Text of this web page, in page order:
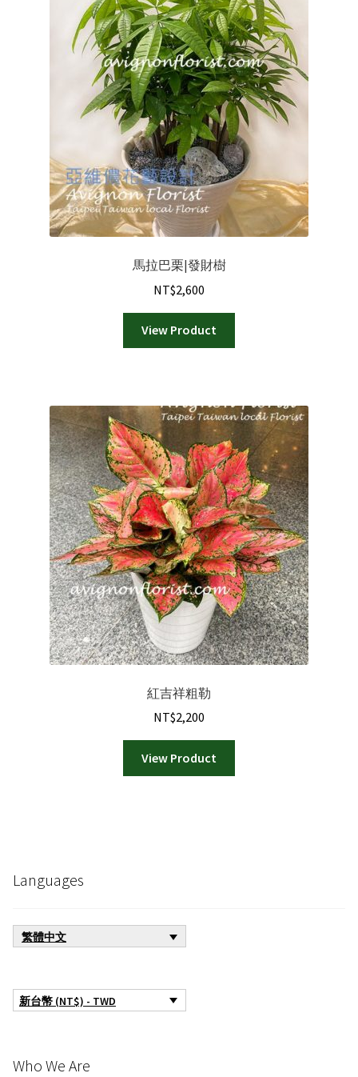
馬拉巴栗|發財樹
NT$2,600
View Product
紅吉祥粗勒
NT$2,200
View Product
Languages
繁體中文
新台幣 (NT$) - TWD
Who We Are